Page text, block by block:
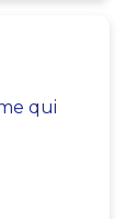
qui